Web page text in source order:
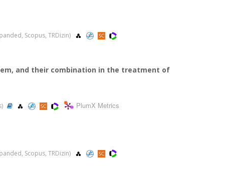
Scopus, TRDizin)
and their combination in the treatment of
PlumX Metrics
Scopus, TRDizin)